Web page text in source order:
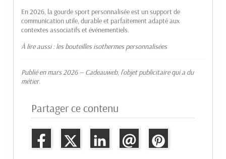
En 2026, la gourde sport personnalisée est un support de
communication utile, durable et parfaitement adapté aux
contextes associatifs et événementiels.
À lire aussi :les bouteilles isothermes personnalisées
Publié en mars 2026 — Cadeauweb, l’objet publicitaire qui a du
métier.
Partager ce contenu